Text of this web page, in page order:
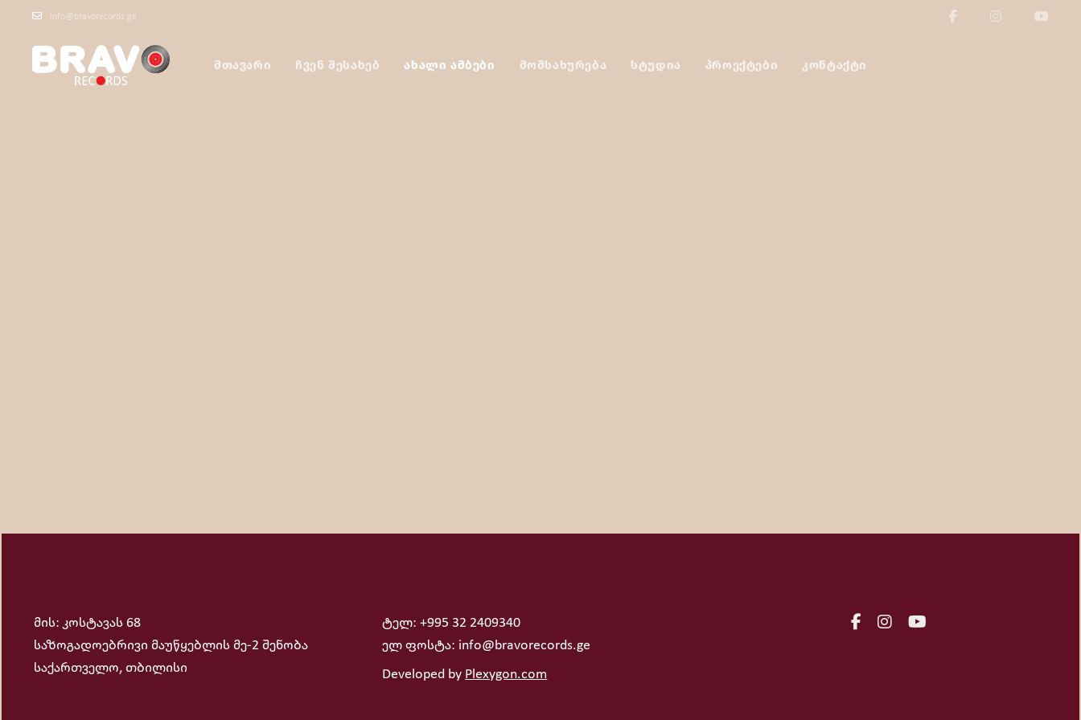
info@bravorecords.ge
ᲛᲗᲐᲕᲐᲠᲘ ᲩᲕᲔᲜ ᲨᲔᲡᲐᲮᲔᲑ ᲐᲮᲐᲚᲘ ᲐᲛᲑᲔᲑᲘ ᲛᲝᲛᲡᲐᲮᲣᲠᲔᲑᲐ ᲡᲢᲣᲓᲘᲐ ᲞᲠᲝᲔᲥᲢᲔᲑᲘ ᲙᲝᲜᲢᲐᲥᲢᲘ
მის: კოსტავას 68
საზოგადოებრივი მაუწყებლის მე-2 შენობა
საქართველო, თბილისი
ტელ: +995 32 2409340
ელ ფოსტა: info@bravorecords.ge
Developed by Plexygon.com